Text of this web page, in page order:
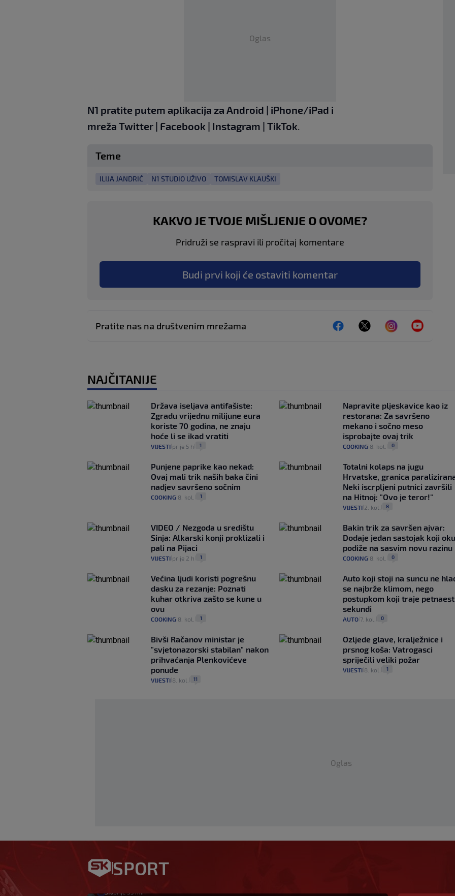
Oglas
N1 pratite putem aplikacija za Android | iPhone/iPad i
mreža Twitter | Facebook | Instagram | TikTok.
Teme
ILIJA JANDRIĆ N1 STUDIO UŽIVO TOMISLAV KLAUŠKI
KAKVO JE TVOJE MIŠLJENJE O OVOME?
Pridruži se raspravi ili pročitaj komentare
Budi prvi koji će ostaviti komentar
Pratite nas na društvenim mrežama
NAJČITANIJE
Država iseljava antifašiste:
Zgradu vrijednu milijune eura
koriste 70 godina, ne znaju
hoće li se ikad vratiti
VIJESTI prije 5 h 1
Napravite pljeskavice kao iz
restorana: Za savršeno
mekano i sočno meso
isprobajte ovaj trik
COOKING 8. kol. 0
Punjene paprike kao nekad:
Ovaj mali trik naših baka čini
nadjev savršeno sočnim
COOKING 8. kol. 1
Totalni kolaps na jugu
Hrvatske, granica
Neki iscrpljeni putnici završili
na Hitnoj: "Ovo je teror!"
VIJESTI| 2. kol. 8
VIDEO / Nezgoda u središtu
Sinja: Alkarski konji proklizali i
pali na Pijaci
VIJESTI prije 2 h 1
Bakin trik za savršen ajvar:
Dodaje jedan sastojak koji
podiže na sasvim novu razinu
COOKING 8. kol. 0
Većina ljudi koristi pogrešnu
dasku za rezanje: Poznati
kuhar otkriva zašto se kune u
ovu
COOKING 8. kol. 1
Auto koji stoji na suncu ne
se najbrže klimom, nego
postupkom koji traje petnaest
sekundi
AUTO| 7. kol. 0
Bivši Račanov ministar je
"svjetonazorski stabilan" nakon
prihvaćanja Plenkovićeve
ponude
VIJESTI 8. kol. 11
Ozljede glave, kralježnice i
prsnog koša: Vatrogasci
spriječili veliki požar
VIJESTI| 8. kol. 1
Oglas
SPORT
Hajduku je propalo dovođenje igrača iz
norveške druge lige
SK prije 35 min